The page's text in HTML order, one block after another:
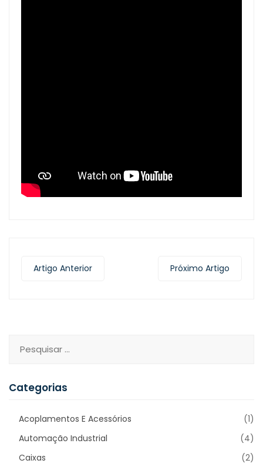
Artigo Anterior Próximo Artigo
Categorias
Acoplamentos E Acessórios
(1)
Automação Industrial
(4)
Caixas
(2)